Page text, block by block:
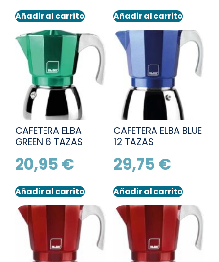
Añadir al carrito Añadir al carrito
CAFETERA ELBA
GREEN 6 TAZAS
20,95 €
Añadir al carrito
CAFETERA ELBA BLUE
12 TAZAS
29,75 €
Añadir al carrito